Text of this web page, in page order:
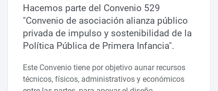
Hacemos parte del Convenio 529
"Convenio de asociación alianza público
privada de impulso y sostenibilidad de la
Política Pública de Primera Infancia".
Este Convenio tiene por objetivo aunar recursos
técnicos, físicos, administrativos y económicos